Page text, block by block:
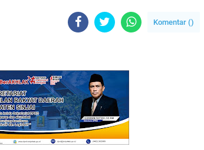
Komentar ()